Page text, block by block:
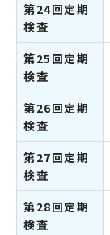
第24回定期
検査
第25回定期
検査
第26回定期
検査
第27回定期
検査
第28回定期
検査